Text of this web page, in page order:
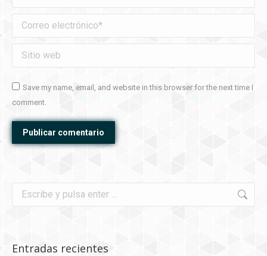
Correo electrónico *
Sitio web
Save my name, email, and website in this browser for the next time I
comment.
Publicar comentario
Buscar:
Entradas recientes